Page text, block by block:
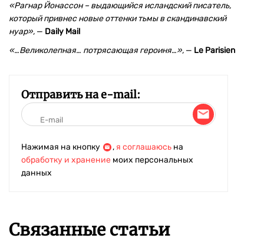
«Рагнар Йонассон – выдающийся исландский писатель,
который привнес новые оттенки тьмы в скандинавский
нуар», — Daily Mail
«…Великолепная… потрясающая героиня…», — Le Parisien
Отправить на e-mail:
Нажимая на кнопку , я соглашаюсь на
обработку и хранение моих персональных
данных
Связанные статьи